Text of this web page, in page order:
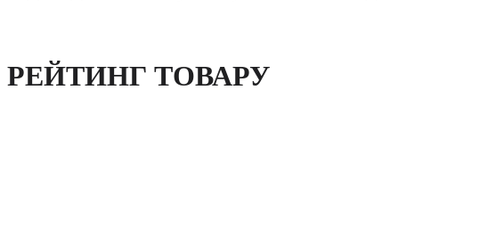
РЕЙТИНГ ТОВАРУ